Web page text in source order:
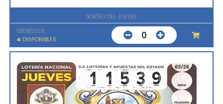
SORTEO DEL JUEVES
13/08/2026
4 DISPONIBLES 0